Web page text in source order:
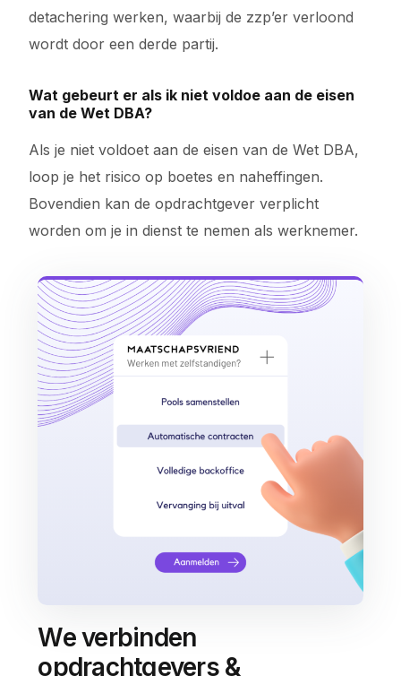
detachering werken, waarbij de zzp’er verloond
wordt door een derde partij.
Wat gebeurt er als ik niet voldoe aan de eisen
van de Wet DBA?
Als je niet voldoet aan de eisen van de Wet DBA,
loop je het risico op boetes en naheffingen.
Bovendien kan de opdrachtgever verplicht
worden om je in dienst te nemen als werknemer.
We verbinden
opdrachtgevers &